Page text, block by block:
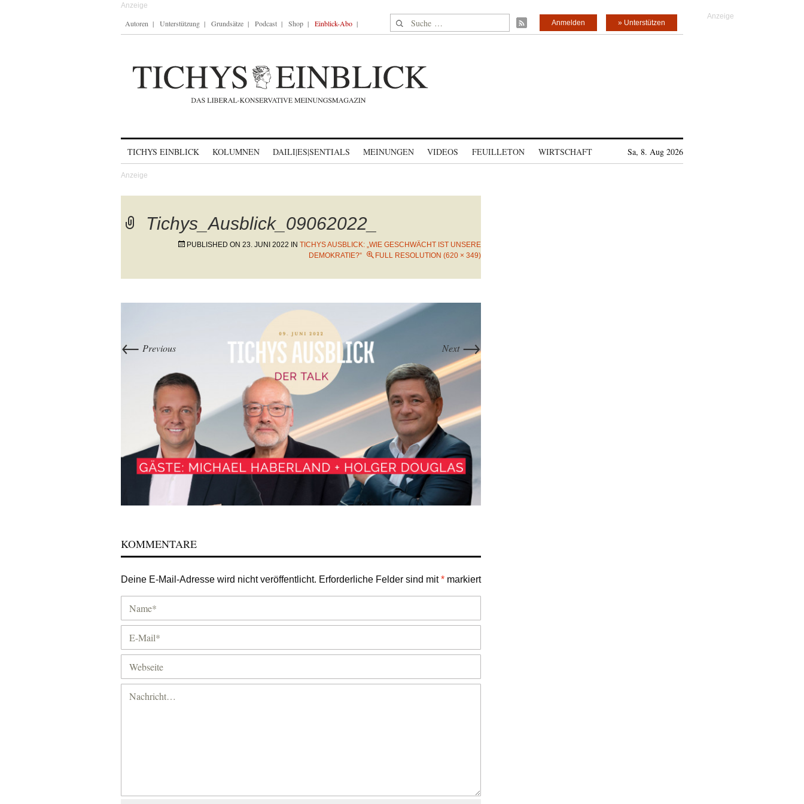
Autoren Unterstützung Grundsätze Podcast Shop Einblick-Abo Suche nach: » Unterstützen
Anmelden
TICHYS EINBLICK KOLUMNEN DAILI|ES|SENTIALS MEINUNGEN VIDEOS FEUILLETON WIRTSCHAFT Sa, 8. Aug 2026
Tichys_Ausblick_09062022_
PUBLISHED ON 23. JUNI 2022 IN TICHYS AUSBLICK: „WIE GESCHWÄCHT IST UNSERE
DEMOKRATIE?“
FULL RESOLUTION (620 × 349)
← Previous Next→
KOMMENTARE
Deine E-Mail-Adresse wird nicht veröffentlicht. Erforderliche Felder sind mit* markiert